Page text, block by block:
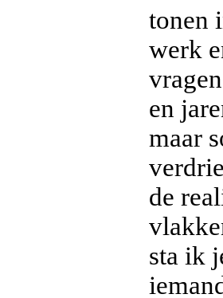
tonen
werk
en
maar
de
sta ik